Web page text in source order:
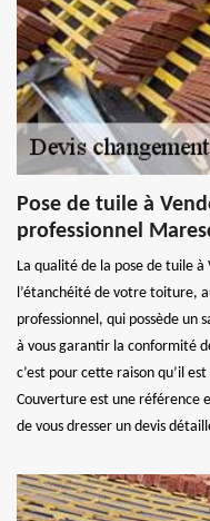
Pose de tuile à
professionnel
La qualité de la pose de tuile
l’étanchéité de votre toiture,
professionnel, qui possède un
à vous garantir la conformité
c’est pour cette raison qu’il
Couverture est une référence
de vous dresser un devis